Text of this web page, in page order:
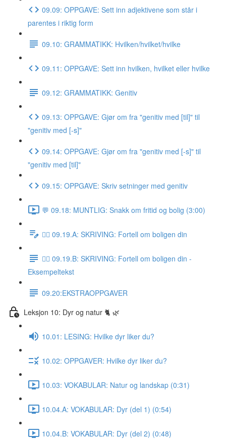
09.09: OPPGAVE: Sett inn adjektivene som står i
parentes i riktig form
09.10: GRAMMATIKK: Hvilken/hvilket/hvilke
09.11: OPPGAVE: Sett inn hvilken, hvilket eller hvilke
09.12: GRAMMATIKK: Genitiv
09.13: OPPGAVE: Gjør om fra "genitiv med [til]" til
"genitiv med [-s]"
09.14: OPPGAVE: Gjør om fra "genitiv med [-s]" til
"genitiv med [til]"
09.15: OPPGAVE: Skriv setninger med genitiv
💬 09.18: MUNTLIG: Snakk om fritid og bolig (3:00)
✍🏼 09.19.A: SKRIVING: Fortell om boligen din
✍🏼 09.19.B: SKRIVING: Fortell om boligen din -
Eksempeltekst
09.20:EKSTRAOPPGAVER
Leksjon 10: Dyr og natur 🐈 🌿
10.01: LESING: Hvilke dyr liker du?
10.02: OPPGAVER: Hvilke dyr liker du?
10.03: VOKABULAR: Natur og landskap (0:31)
10.04.A: VOKABULAR: Dyr (del 1) (0:54)
10.04.B: VOKABULAR: Dyr (del 2) (0:48)